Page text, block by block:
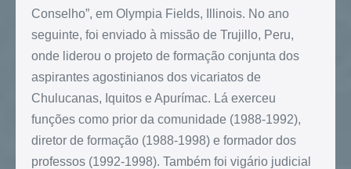
Conselho”, em Olympia Fields, Illinois. No ano
seguinte, foi enviado à missão de Trujillo, Peru,
onde liderou o projeto de formação conjunta dos
aspirantes agostinianos dos vicariatos de
Chulucanas, Iquitos e Apurímac. Lá exerceu
funções como prior da comunidade (1988-1992),
diretor de formação (1988-1998) e formador dos
professos (1992-1998). Também foi vigário judicial